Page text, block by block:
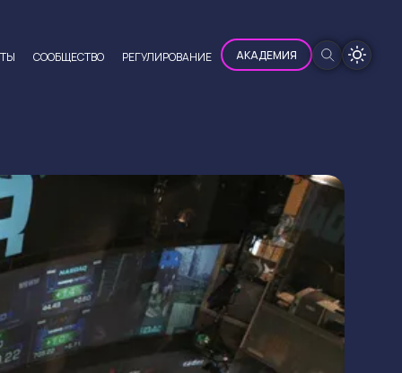
CООБЩЕСТВО РЕГУЛИРОВАНИЕ АКАДЕМИЯ